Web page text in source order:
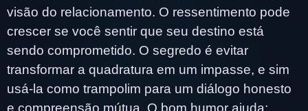
visão do relacionamento. O ressentimento pode
crescer se você sentir que seu destino está
sendo comprometido. O segredo é evitar
transformar a quadratura em um impasse, e sim
usá-la como trampolim para um diálogo honesto
e compreensão mútua. O bom humor ajuda;